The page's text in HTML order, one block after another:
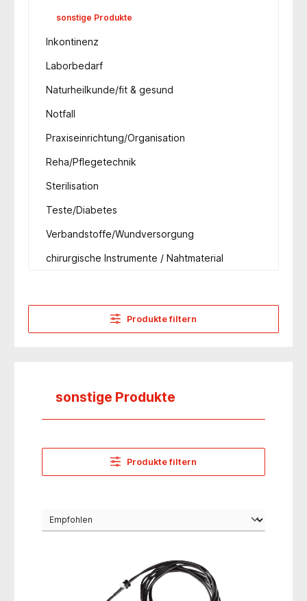
sonstige Produkte
Inkontinenz
Laborbedarf
Naturheilkunde/fit & gesund
Notfall
Praxiseinrichtung/Organisation
Reha/Pflegetechnik
Sterilisation
Teste/Diabetes
Verbandstoffe/Wundversorgung
chirurgische Instrumente / Nahtmaterial
Produkte filtern
sonstige Produkte
Produkte filtern